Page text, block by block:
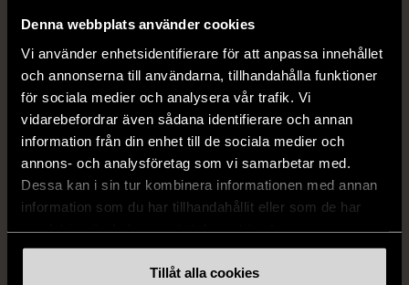
Denna webbplats använder cookies
Vi använder enhetsidentifierare för att anpassa innehållet
och annonserna till användarna, tillhandahålla funktioner
för sociala medier och analysera vår trafik. Vi
vidarebefordrar även sådana identifierare och annan
information från din enhet till de sociala medier och
annons- och analysföretag som vi samarbetar med.
Dessa kan i sin tur kombinera informationen med annan
information som du har tillhandahållit eller som de har
Tillåt alla cookies
1/5
STENSTRÖMS
Stenströms skjorta turkos
L (50) Gott skick
259 kr
1/5
BOSS
BOSS vit pikétröja
Mycket gott skick
279 kr